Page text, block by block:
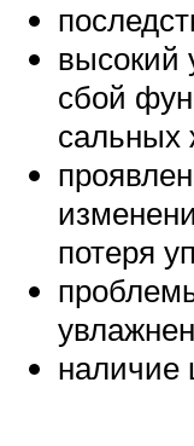
высокий
сбой
сальных
потеря
наличие